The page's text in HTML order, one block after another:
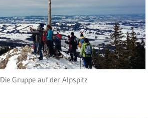
Die Gruppe auf der Alpspitz